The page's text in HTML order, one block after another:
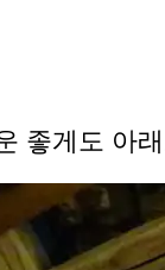
좋게도 아